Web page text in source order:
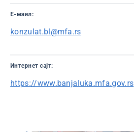
Е-маил:
konzulat.bl@mfa.rs
Интернет сајт:
https://www.banjaluka.mfa.gov.rs